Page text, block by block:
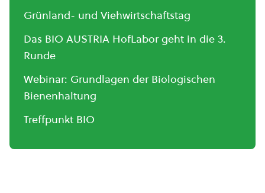
Grünland- und Viehwirtschaftstag
Das BIO AUSTRIA HofLabor geht in die 3.
Runde
Webinar: Grundlagen der Biologischen
Bienenhaltung
Treffpunkt BIO